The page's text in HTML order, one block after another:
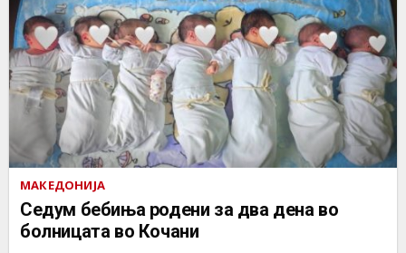
МАКЕДОНИЈА
Седум бебиња родени за два дена во
болницата во Кочани